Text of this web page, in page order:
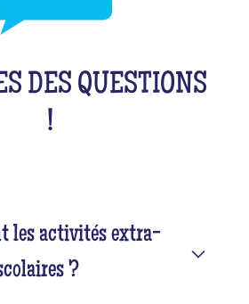
DES QUESTIONS
!
les activités extra-
?